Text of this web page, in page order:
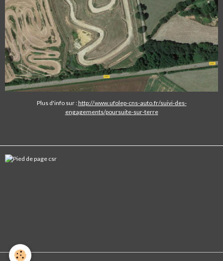
Plus d'info sur :http://www.ufolep-cns-auto.fr/suivi-des-
engagements/poursuite-sur-terre